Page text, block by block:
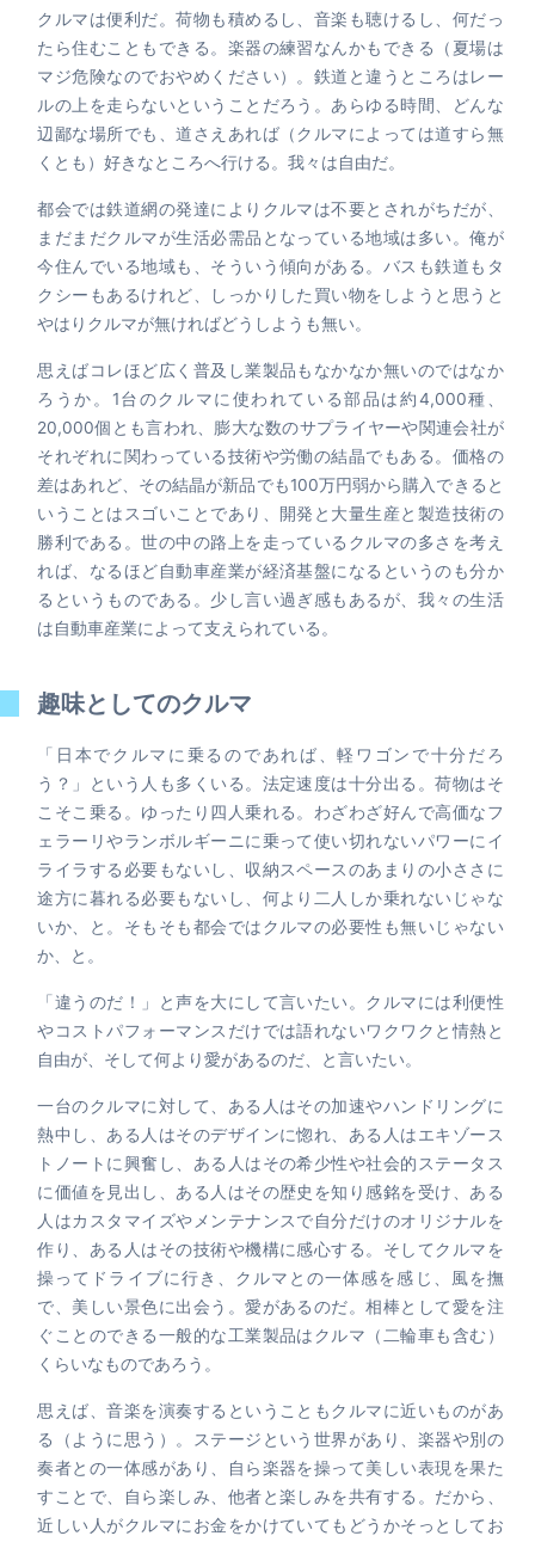
クルマは便利だ。荷物も積めるし、音楽も聴けるし、何だっ
たら住むこともできる。楽器の練習なんかもできる（夏場は
マジ危険なのでおやめください）。鉄道と違うところはレー
ルの上を走らないということだろう。あらゆる時間、どんな
辺鄙な場所でも、道さえあれば（クルマによっては道すら無
くとも）好きなところへ行ける。我々は自由だ。
都会では鉄道網の発達によりクルマは不要とされがちだが、
まだまだクルマが生活必需品となっている地域は多い。俺が
今住んでいる地域も、そういう傾向がある。バスも鉄道もタ
クシーもあるけれど、しっかりした買い物をしようと思うと
やはりクルマが無ければどうしようも無い。
思えばコレほど広く普及し業製品もなかなか無いのではなか
ろうか。1台のクルマに使われている部品は約4,000種、
20,000個とも言われ、膨大な数のサプライヤーや関連会社が
それぞれに関わっている技術や労働の結晶でもある。価格の
差はあれど、その結晶が新品でも100万円弱から購入できると
いうことはスゴいことであり、開発と大量生産と製造技術の
勝利である。世の中の路上を走っているクルマの多さを考え
れば、なるほど自動車産業が経済基盤になるというのも分か
るというものである。少し言い過ぎ感もあるが、我々の生活
は自動車産業によって支えられている。
趣味としてのクルマ
「日本でクルマに乗るのであれば、軽ワゴンで十分だろ
う？」という人も多くいる。法定速度は十分出る。荷物はそ
こそこ乗る。ゆったり四人乗れる。わざわざ好んで高価なフ
ェラーリやランボルギーニに乗って使い切れないパワーにイ
ライラする必要もないし、収納スペースのあまりの小ささに
途方に暮れる必要もないし、何より二人しか乗れないじゃな
いか、と。そもそも都会ではクルマの必要性も無いじゃない
か、と。
「違うのだ！」と声を大にして言いたい。クルマには利便性
やコストパフォーマンスだけでは語れないワクワクと情熱と
自由が、そして何より愛があるのだ、と言いたい。
一台のクルマに対して、ある人はその加速やハンドリングに
熱中し、ある人はそのデザインに惚れ、ある人はエキゾース
トノートに興奮し、ある人はその希少性や社会的ステータス
に価値を見出し、ある人はその歴史を知り感銘を受け、ある
人はカスタマイズやメンテナンスで自分だけのオリジナルを
作り、ある人はその技術や機構に感心する。そしてクルマを
操ってドライブに行き、クルマとの一体感を感じ、風を撫
で、美しい景色に出会う。愛があるのだ。相棒として愛を注
ぐことのできる一般的な工業製品はクルマ（二輪車も含む）
くらいなものであろう。
思えば、音楽を演奏するということもクルマに近いものがあ
る（ように思う）。ステージという世界があり、楽器や別の
奏者との一体感があり、自ら楽器を操って美しい表現を果た
すことで、自ら楽しみ、他者と楽しみを共有する。だから、
近しい人がクルマにお金をかけていてもどうかそっとしてお